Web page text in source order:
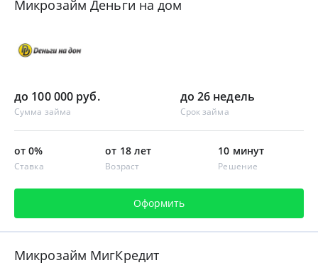
Микрозайм Деньги на дом
до 100 000 руб.
Сумма займа
до 26 недель
Срок займа
от 0%
Ставка
от 18 лет
Возраст
10 минут
Решение
Оформить
Микрозайм МигКредит